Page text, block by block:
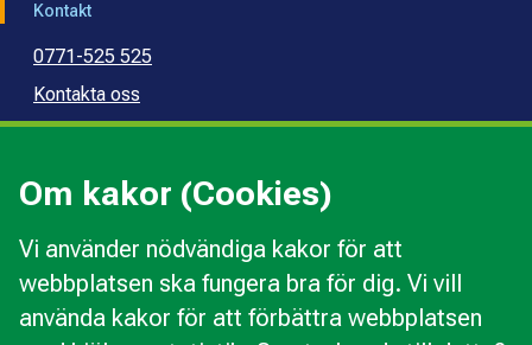
Om kakor (Cookies)
Vi använder nödvändiga kakor för att
webbplatsen ska fungera bra för dig. Vi vill
använda kakor för att förbättra webbplatsen
Kontakt
0771-525 525
Kontakta oss
Press
Kommunal budget- och skuldrådgivning